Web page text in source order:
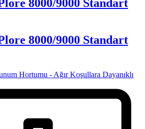
8000/9000 Standart
8000/9000 Standart